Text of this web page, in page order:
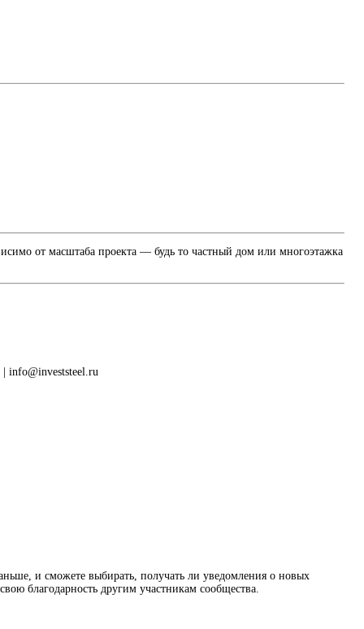
от масштаба проекта — будь то частный дом или многоэтажка
info@investsteel.ru
и сможете выбирать, получать ли уведомления о новых
благодарность другим участникам сообщества.